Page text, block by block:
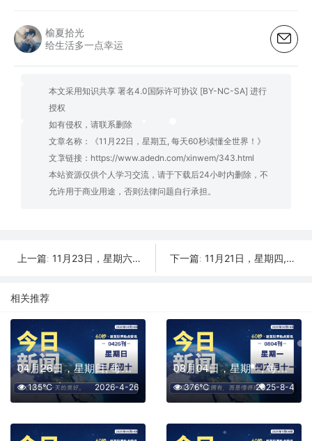
榆夏拾光
给生活多一点幸运
本文采用知识共享 署名4.0国际许可协议 [BY-NC-SA] 进行
授权
如有侵权，请联系删除
文章名称：《11月22日，星期五, 每天60秒读懂全世界！》
文章链接： https://www.adedn.com/xinwem/343.html
本站资源仅供个人学习交流，请于下载后24小时内删除，不
允许用于商业用途，否则法律问题自行承担。
上一篇: 11月23日，星期六, 每天60秒读懂全世界！ 下一篇: 11月21日，星期四, 每天60秒读懂全世界！
相关推荐
04月26日，星期日, 每天60秒读懂全世界！
2026-4-26
135℃
08月04日，星期一, 每天60秒读懂全世界！
2025-8-4
376℃